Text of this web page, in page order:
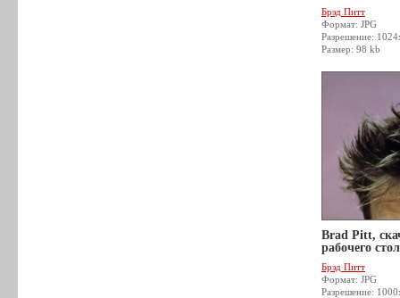
Брэд Питт
Формат: JPG
Разрешение:
Размер: 98 kb
Brad Pitt,
рабочего
Брэд Питт
Формат: JPG
Разрешение: